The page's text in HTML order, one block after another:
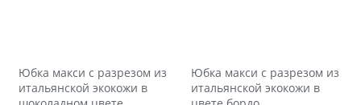
Юбка макси с разрезом из
итальянской экокожи в
Юбка макси с разрезом из
итальянской экокожи в